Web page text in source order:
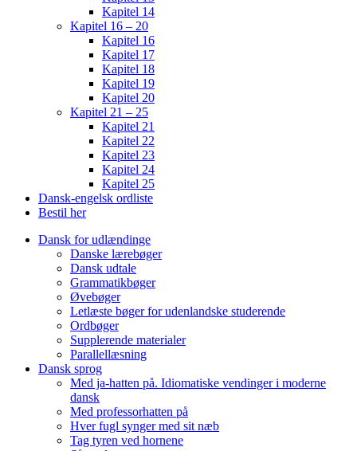
Kapitel 14
Kapitel 16 – 20
Kapitel 16
Kapitel 17
Kapitel 18
Kapitel 19
Kapitel 20
Kapitel 21 – 25
Kapitel 21
Kapitel 22
Kapitel 23
Kapitel 24
Kapitel 25
Dansk-engelsk ordliste
Bestil her
Dansk for udlændinge
Danske lærebøger
Dansk udtale
Grammatikbøger
Øvebøger
Letlæste bøger for udenlandske studerende
Ordbøger
Supplerende materialer
Parallellæsning
Dansk sprog
Med ja-hatten på. Idiomatiske vendinger i moderne
dansk
Med professorhatten på
Hver fugl synger med sit næb
Tag tyren ved hornene